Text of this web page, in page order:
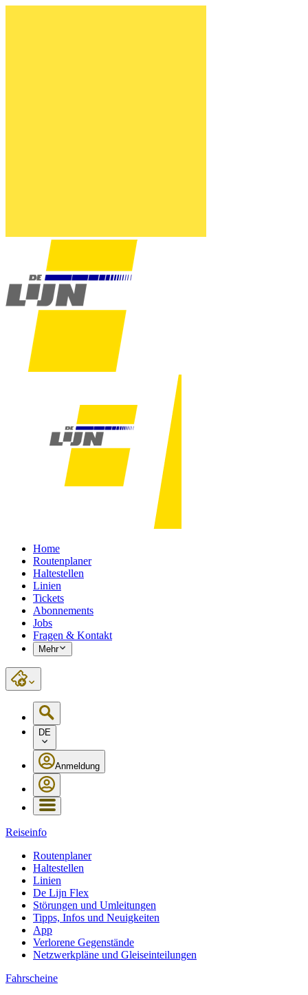
Home
Routenplaner
Haltestellen
Linien
Tickets
Abonnements
Jobs
Fragen & Kontakt
Mehr
DE
Anmeldung
Reiseinfo
Routenplaner
Haltestellen
Linien
De Lijn Flex
Störungen und Umleitungen
Tipps, Infos und Neuigkeiten
App
Verlorene Gegenstände
Netzwerkpläne und Gleiseinteilungen
Fahrscheine